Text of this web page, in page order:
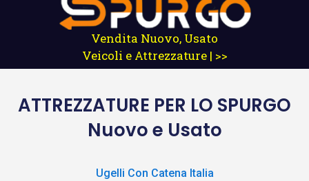
Vendita Nuovo, Usato
Veicoli e Attrezzature | >>
ATTREZZATURE PER LO SPURGO
Nuovo e Usato
Ugelli Con Catena Italia